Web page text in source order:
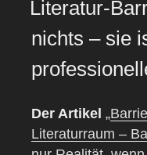
Web-
Designer
falsch
können“
Literatur-
nichts – sie
Der Artikel „
Literaturraum –